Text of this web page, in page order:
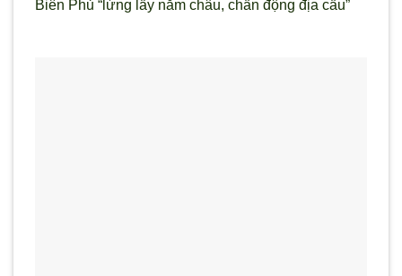
Biên Phủ “lừng lẫy năm châu, chấn động địa cầu”